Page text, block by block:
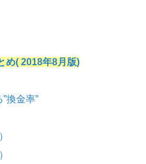
め( 2018年8月版)
換金率”